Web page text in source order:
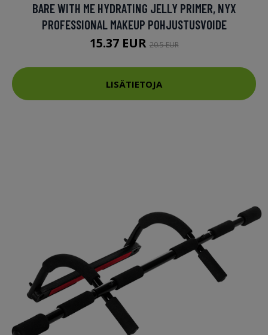
BARE WITH ME HYDRATING JELLY PRIMER, NYX
PROFESSIONAL MAKEUP POHJUSTUSVOIDE
15.37 EUR20.5 EUR
LISÄTIETOJA